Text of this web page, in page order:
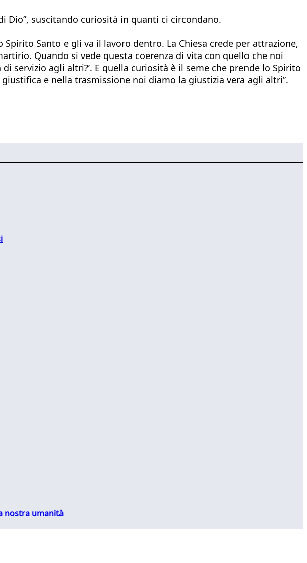
suscitando curiosità in quanti ci circondano.
Santo e gli va il lavoro dentro. La Chiesa crede per attrazione,
Quando si vede questa coerenza di vita con quello che noi
servizio agli altri?’. E quella curiosità è il seme che prende lo Spirito
e nella trasmissione noi diamo la giustizia vera agli altri”.
nostra umanità